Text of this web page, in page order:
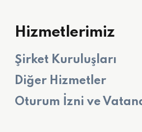
Hizmetlerimiz
Şirket Kuruluşları
Diğer Hizmetler
Oturum İzni ve